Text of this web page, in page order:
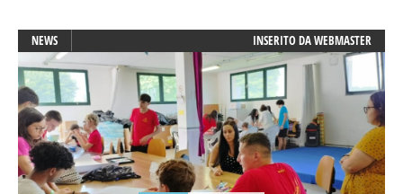
NEWS INSERITO DAWEBMASTER